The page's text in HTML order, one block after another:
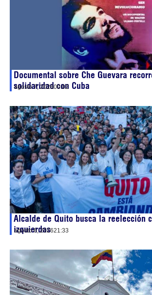
Documental sobre Che Guevara
solidaridad con Cuba
agosto 7, 202600:02
Alcalde de Quito busca la reelección
izquierdas
agosto 6, 202621:33